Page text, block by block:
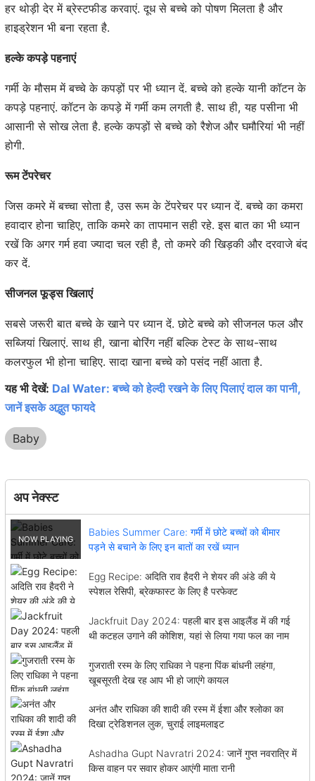
हर थोड़ी देर में ब्रेस्टफीड करवाएं. दूध से बच्चे को पोषण मिलता है और
हाइड्रेशन भी बना रहता है.
हल्के कपड़े पहनाएं
गर्मी के मौसम में बच्चे के कपड़ों पर भी ध्यान दें. बच्चे को हल्के यानी कॉटन के
कपड़े पहनाएं. कॉटन के कपड़े में गर्मी कम लगती है. साथ ही, यह पसीना भी
आसानी से सोख लेता है. हल्के कपड़ों से बच्चे को रैशेज और घमौरियां भी नहीं
होगी.
रूम टेंपरेचर
जिस कमरे में बच्चा सोता है, उस रूम के टेंपरेचर पर ध्यान दें. बच्चे का कमरा
हवादार होना चाहिए, ताकि कमरे का तापमान सही रहे. इस बात का भी ध्यान
रखें कि अगर गर्म हवा ज्यादा चल रही है, तो कमरे की खिड़की और दरवाजे बंद
कर दें.
सीजनल फूड्स खिलाएं
सबसे जरूरी बात बच्चे के खाने पर ध्यान दें. छोटे बच्चे को सीजनल फल और
सब्जियां खिलाएं. साथ ही, खाना बोरिंग नहीं बल्कि टेस्ट के साथ-साथ
कलरफुल भी होना चाहिए. सादा खाना बच्चे को पसंद नहीं आता है.
यह भी देखें: Dal Water: बच्चे को हेल्दी रखने के लिए पिलाएं दाल का पानी,
जानें इसके अद्भुत फायदे
Baby
अप नेक्स्ट
Babies Summer Care: गर्मी में छोटे बच्चों को बीमार
पड़ने से बचाने के लिए इन बातों का रखें ध्यान
Egg Recipe: अदिति राव हैदरी ने शेयर की अंडे की ये
स्पेशल रेसिपी, ब्रेकफास्ट के लिए है परफेक्ट
Jackfruit Day 2024: पहली बार इस आइलैंड में की गई
थी कटहल उगाने की कोशिश, यहां से लिया गया फल का नाम
गुजराती रस्म के लिए राधिका ने पहना पिंक बांधनी लहंगा,
खूबसूरती देख रह आप भी हो जाएंगे कायल
अनंत और राधिका की शादी की रस्म में ईशा और श्लोका का
दिखा ट्रेडिशनल लुक, चुराई लाइमलाइट
Ashadha Gupt Navratri 2024: जानें गुप्त नवरात्रि में
किस वाहन पर सवार होकर आएंगी माता रानी